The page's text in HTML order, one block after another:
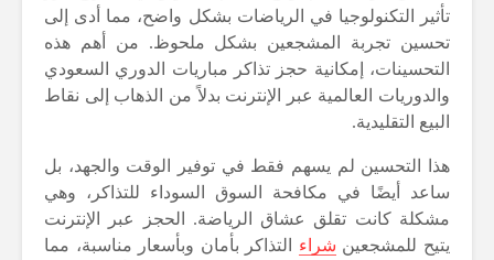
تأثير التكنولوجيا في الرياضات بشكل واضح، مما أدى إلى
تحسين تجربة المشجعين بشكل ملحوظ. من أهم هذه
التحسينات، إمكانية حجز تذاكر مباريات الدوري السعودي
والدوريات العالمية عبر الإنترنت بدلاً من الذهاب إلى نقاط
البيع التقليدية.
هذا التحسين لم يسهم فقط في توفير الوقت والجهد، بل
ساعد أيضًا في مكافحة السوق السوداء للتذاكر، وهي
مشكلة كانت تقلق عشاق الرياضة. الحجز عبر الإنترنت
يتيح للمشجعين شراء التذاكر بأمان وبأسعار مناسبة، مما